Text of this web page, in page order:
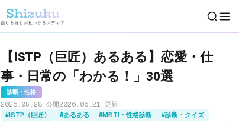
【ISTP（巨匠）あるある】恋愛・仕
事・日常の「わかる！」30選
診断・性格
2026.05.28 公開2026.06.21 更新
#ISTP（巨匠）
#あるある #MBTI・性格診断 #診断・クイズ